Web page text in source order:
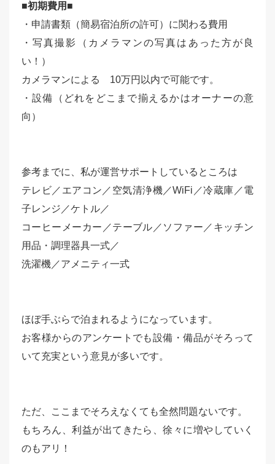
■初期費用■
・申請書類（簡易宿泊所の許可）に関わる費用
・写真撮影（カメラマンの写真はあった方が良
い！）
カメラマンによる 10万円以内で可能です。
・設備（どれをどこまで揃えるかはオーナーの意
向）
参考までに、私が運営サポートしているところは
テレビ／エアコン／空気清浄機／WiFi／冷蔵庫／電
子レンジ／ケトル／
コーヒーメーカー／テーブル／ソファー／キッチン
用品・調理器具一式／
洗濯機／アメニティ一式
ほぼ手ぶらで泊まれるようになっています。
お客様からのアンケートでも設備・備品がそろって
いて充実という意見が多いです。
ただ、
ここまでそろえなくても全然問題ないです。
もちろん、利益が出てきたら、徐々に増やしていく
のもアリ！